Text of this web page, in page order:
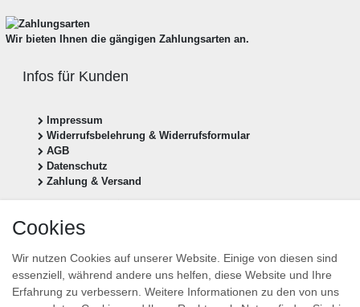
Wir bieten Ihnen die gängigen Zahlungsarten an.
Infos für Kunden
Impressum
Widerrufsbelehrung & Widerrufsformular
AGB
Datenschutz
Zahlung & Versand
E-MAIL **
Newsletter
Honig
Cookies
Wir nutzen Cookies auf unserer Website. Einige von diesen sind
essenziell, während andere uns helfen, diese Website und Ihre
Erfahrung zu verbessern. Weitere Informationen zu den von uns